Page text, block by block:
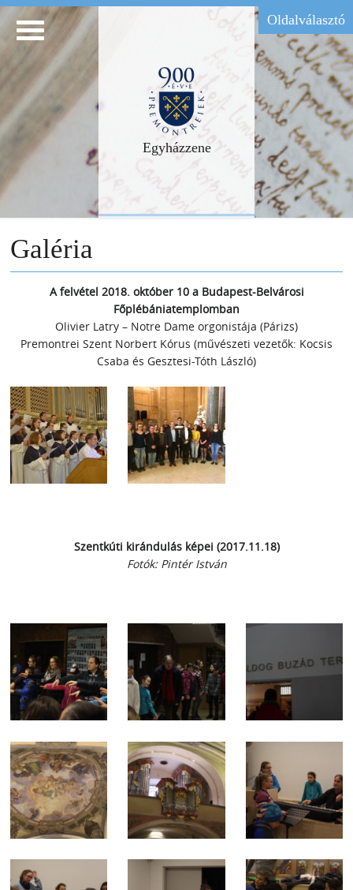
Oldalválasztó
Egyházzene
Galéria
A felvétel 2018. október 10 a Budapest-Belvárosi
Főplébániatemplomban
Olivier Latry – Notre Dame orgonistája (Párizs)
Premontrei Szent Norbert Kórus (művészeti vezetők: Kocsis
Csaba és Gesztesi-Tóth László)
Szentkúti kirándulás képei (2017.11.18)
Fotók: Pintér István